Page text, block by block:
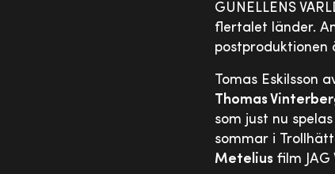
GUNELLENS
flertalet länder.
postproduktionen
Tomas Eskilsson
Thomas
som just nu
sommar i
Metelius film JAG